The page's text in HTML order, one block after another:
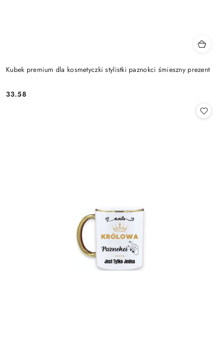
Kubek premium dla kosmetyczki stylistki paznokci śmieszny prezent
Cena:
33.58